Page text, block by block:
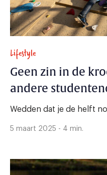
Lifestyle
Geen zin in de
andere
Wedden dat je de helft
5 maart 2025 - 4 min.